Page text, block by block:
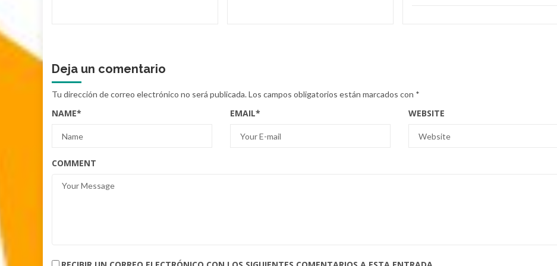
Deja un comentario
Tu dirección de correo electrónico no será publicada.Los campos obligatorios están marcados con *
NAME* EMAIL* WEBSITE
COMMENT